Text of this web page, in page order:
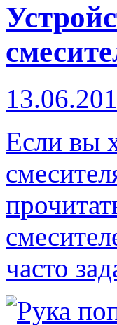
Если вы
часто